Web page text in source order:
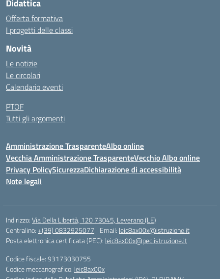
Didattica
Offerta formativa
I progetti delle classi
Novità
Le notizie
Le circolari
Calendario eventi
PTOF
Tutti gli argomenti
Amministrazione TrasparenteAlbo online
Vecchia Amministrazione TrasparenteVecchio Albo online
Privacy PolicySicurezzaDichiarazione di accessibilità
Note legali
Indirizzo:Via Della Libertà, 120 73045, Leverano (LE)
Centralino:+(39) 0832925077 Email: leic8ax00x@istruzione.it
Posta elettronica certificata (PEC): leic8ax00x@pec.istruzione.it
Codice fiscale: 93173030755
Codice meccanografico: leic8ax00x